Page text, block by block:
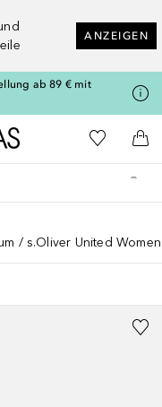
ANZEIGEN
ab 89 € mit
Zur Douglas Startseite
Zu Meiner
s.Oliver United Women